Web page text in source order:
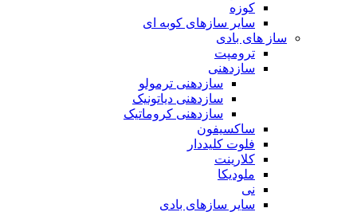
کوزه
سایر سازهای کوبه ای
ساز های بادی
ترومپت
سازدهنی
سازدهنی ترمولو
سازدهنی دیاتونیک
سازدهنی کروماتیک
ساکسیفون
فلوت کلیددار
کلارینت
ملودیکا
نی
سایر سازهای بادی